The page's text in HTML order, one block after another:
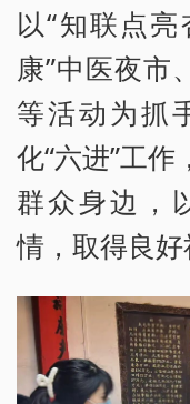
以“知联点
康”中医夜市
等活动为抓
化“六进”工
群众身边，
情，取得良好